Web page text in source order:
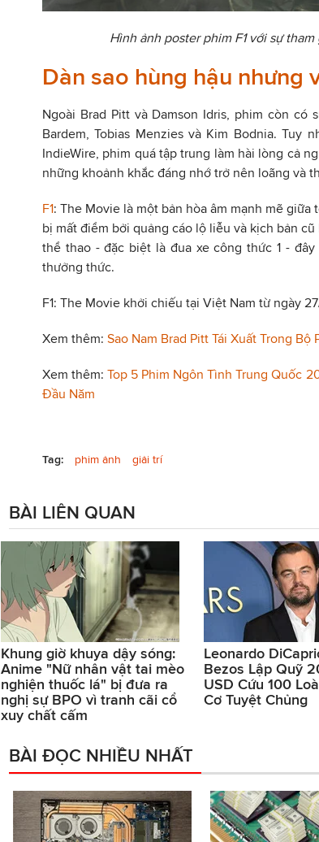
Hình ảnh poster phim F1 với sự tham
Dàn sao hùng hậu nhưng
Ngoài Brad Pitt và Damson Idris, phim còn có
Bardem, Tobias Menzies và Kim Bodnia. Tuy
IndieWire, phim quá tập trung làm hài lòng cả
những khoảnh khắc đáng nhớ trở nên loãng và
F1: The Movie là một bản hòa âm mạnh mẽ
bị mất điểm bởi quảng cáo lộ liễu và kịch bản
thể thao - đặc biệt là đua xe công thức 1 -
thưởng thức.
F1: The Movie khởi chiếu tại Việt Nam từ ngày
Xem thêm: Sao Nam Brad Pitt Tái Xuất Trong
Xem thêm:Top 5 Phim Ngôn Tình Trung Quốc
Đầu Năm
Tag: phim ảnh giải trí
BÀI LIÊN QUAN
Khung giờ khuya dậy sóng:
Anime "Nữ nhân vật tai mèo
nghiện thuốc lá" bị đưa ra
nghị sự BPO vì tranh cãi cổ
xuy chất cấm
Leonardo
Bezos Lập Quỹ
USD Cứu 100
Cơ Tuyệt Chủng
BÀI ĐỌC NHIỀU NHẤT